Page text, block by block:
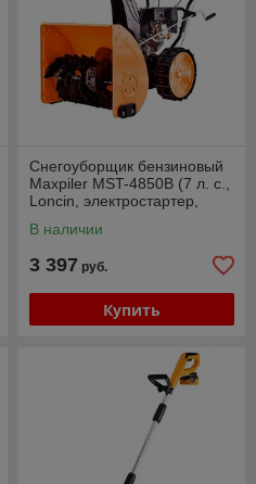
Снегоуборщик бензиновый
Maxpiler MST-4850B (7 л. с.,
Loncin, электростартер,
В наличии
3 397 руб.
Купить